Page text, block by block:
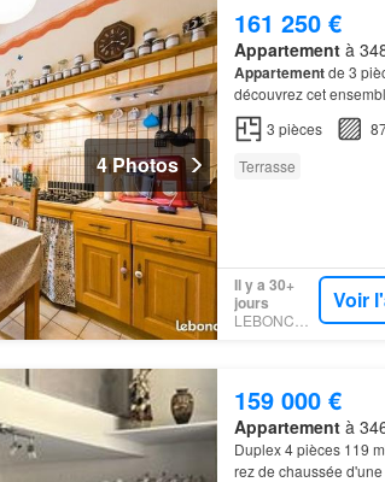
4 Photos
161 250 €
Appartementà
Appartementde 3
découvrez cet
3 pièces
Terrasse
Il y a 30+
jours
LEBONCOIN
Voir
159 000 €
Appartementà
Duplex 4 pièces 119
rez de chaussée